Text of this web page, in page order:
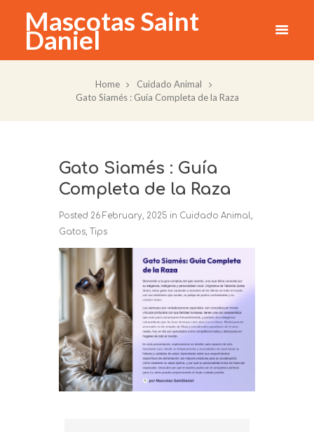
Mascotas Saint
Daniel
Home
Cuidado Animal
Gato Siamés : Guía Completa de la Raza
Gato Siamés : Guía
Completa de la Raza
Posted 26 February, 2025 in Cuidado Animal
Gatos Tips